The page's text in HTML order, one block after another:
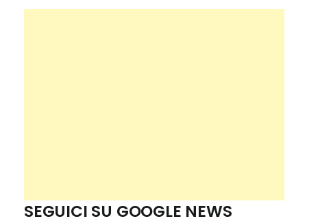
SEGUICI SU GOOGLE NEWS